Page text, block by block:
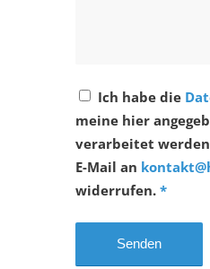
Ich habe die
meine hier
verarbeitet
E-Mail an
widerrufen. *